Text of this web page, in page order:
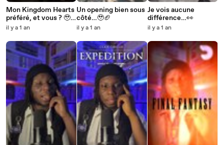
Mon Kingdom Hearts
préféré, et vous ? 🥹
🗝️✨
il y a 1 an
Un opening bien sous
côté…🥹🏈
il y a 1 an
Je vois aucune
différence…👀
il y a 1 an